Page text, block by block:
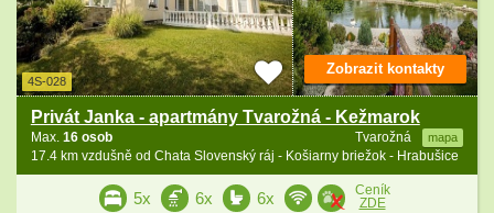
4S-028
Privát Janka - apartmány Tvarožná - Kežmarok
Tvarožná mapa
Max. 16 osob
17.4 km vzdušně od Chata Slovenský ráj - Košiarny briežok - Hrabušice
Zobrazit kontakty
5x 6x 6x
Ceník
ZDE